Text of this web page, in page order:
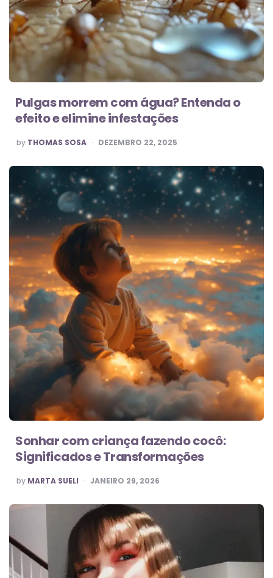
Pulgas morrem com água? Entenda o
efeito e elimine infestações
POSTED
BY
by THOMAS SOSA DEZEMBRO 22, 2025
Sonhar com criança fazendo cocô:
Significados e Transformações
POSTED
BY
by MARTA SUELI JANEIRO 29, 2026